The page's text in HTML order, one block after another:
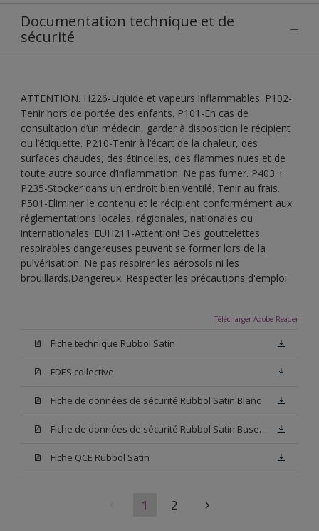
Documentation technique et de
sécurité
ATTENTION. H226-Liquide et vapeurs inflammables. P102-
Tenir hors de portée des enfants. P101-En cas de
consultation d’un médecin, garder à disposition le récipient
ou l’étiquette. P210-Tenir à l’écart de la chaleur, des
surfaces chaudes, des étincelles, des flammes nues et de
toute autre source d’inflammation. Ne pas fumer. P403 +
P235-Stocker dans un endroit bien ventilé. Tenir au frais.
P501-Eliminer le contenu et le récipient conformément aux
réglementations locales, régionales, nationales ou
internationales. EUH211-Attention! Des gouttelettes
respirables dangereuses peuvent se former lors de la
pulvérisation. Ne pas respirer les aérosols ni les
brouillards.Dangereux. Respecter les précautions d'emploi
Télécharger Adobe Reader
Fiche technique Rubbol Satin
FDES collective
Fiche de données de sécurité Rubbol Satin Blanc
Fiche de données de sécurité Rubbol Satin Base W05
Fiche QCE Rubbol Satin
1 2